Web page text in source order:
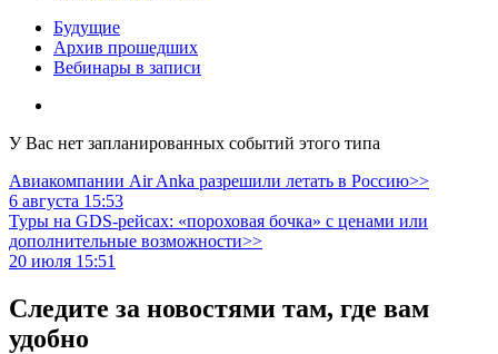
Будущие
Архив прошедших
Вебинары в записи
У Вас нет запланированных событий этого типа
Авиакомпании Air Anka разрешили летать в Россию>>
6 августа 15:53
Туры на GDS-рейсах: «пороховая бочка» с ценами или
дополнительные возможности>>
20 июля 15:51
Следите за новостями там, где вам
удобно